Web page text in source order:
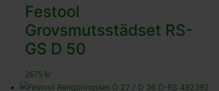
Festool
Grovsmutsstädset RS-
GS D 50
2675 kr